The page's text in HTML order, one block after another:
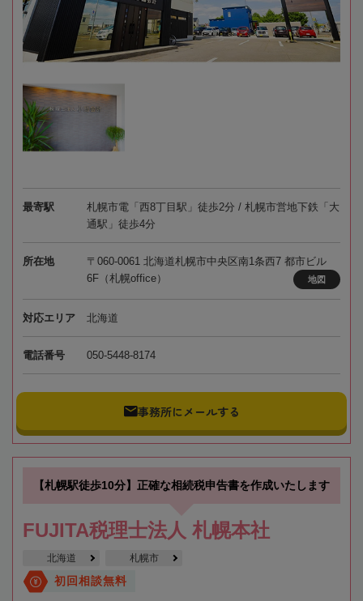
最寄駅
札幌市電「西8丁目駅」徒歩2分 / 札幌市営地下鉄「大
通駅」徒歩4分
所在地
〒060-0061 北海道札幌市中央区南1条西7 都市ビル
6F（札幌office）
地図
対応エリア 北海道
電話番号 050-5448-8174
事務所にメールする
【札幌駅徒歩10分】正確な相続税申告書を作成いたします
FUJITA税理士法人 札幌本社
北海道 札幌市
初回相談無料